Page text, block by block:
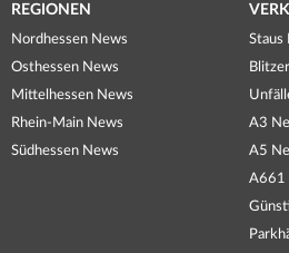
REGIONEN
Nordhessen News
Osthessen News
Mittelhessen News
Rhein-Main News
Südhessen News
Staus
A3
A5
A661